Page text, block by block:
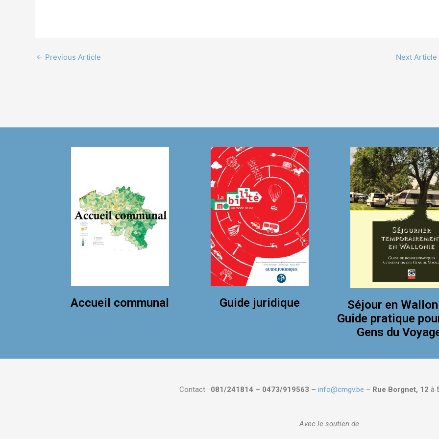
← Previous Article Next Article
Accueil communal Guide juridique
Séjour en
Guide pratique
Gens du
Contact : 081/241814 – 0473/919563 – info@cmgv.be – Rue Borgnet, 12 à
Avec le soutien de